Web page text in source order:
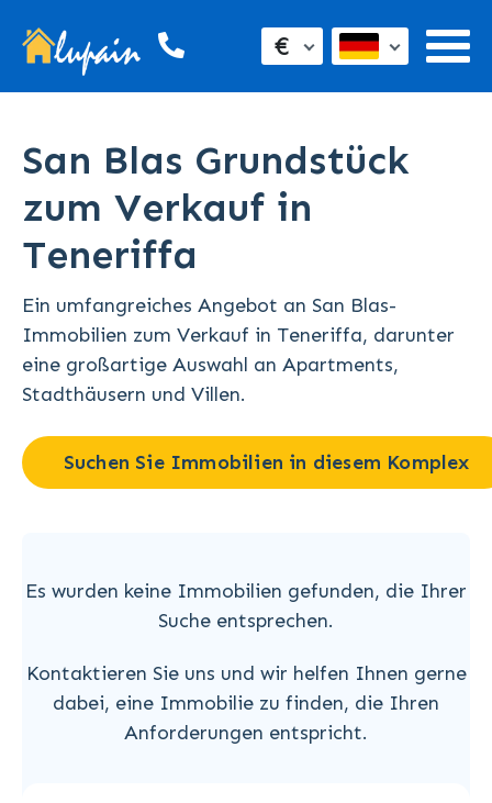
€
San Blas Grundstück
zum Verkauf in
Teneriffa
Ein umfangreiches Angebot an San Blas-
Immobilien zum Verkauf in Teneriffa, darunter
eine großartige Auswahl an Apartments,
Stadthäusern und Villen.
Suchen Sie Immobilien in diesem Komplex
Es wurden keine Immobilien gefunden, die Ihrer
Suche entsprechen.
Kontaktieren Sie uns und wir helfen Ihnen gerne
dabei, eine Immobilie zu finden, die Ihren
Anforderungen entspricht.